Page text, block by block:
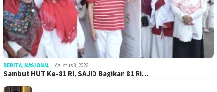
BERITA, NASIONAL Agustus 8, 2026
Sambut HUT Ke-81 RI, SAJID Bagikan 81 Ri…